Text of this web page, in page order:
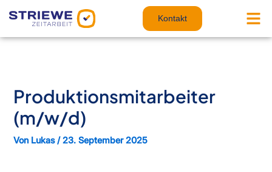
Inhalt
Kontakt
Produktionsmitarbeiter
(m/w/d)
Von Lukas/23. September 2025